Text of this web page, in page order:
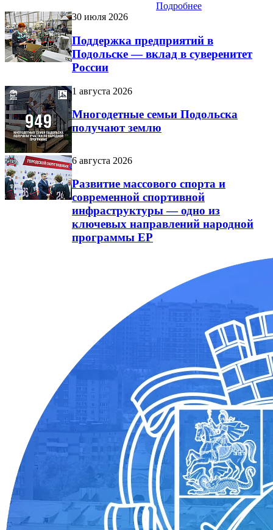
Подробнее
30 июля 2026
Поддержка предприятий в
Подольске — вклад в суверенитет
России
1 августа 2026
Многодетные семьи Подольска
получают землю
6 августа 2026
Развитие массового спорта и
современной спортивной
инфраструктуры — одно из
ключевых направлений народной
программы ЕР